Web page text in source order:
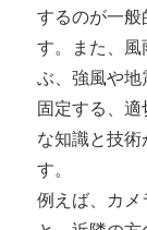
するのが一般
す。また、
ぶ、強風や
固定する、
な知識と技
す。
例えば、カメ